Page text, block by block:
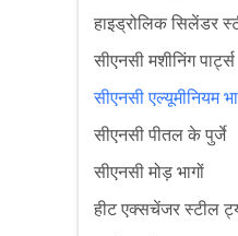
हाइड्रोलिक सिलेंडर
सीएनसी मशीनिंग पार्ट्स
सीएनसी एल्यूमीनियम
सीएनसी पीतल के पुर्जे
सीएनसी मोड़ भागों
हीट एक्सचेंजर स्टील